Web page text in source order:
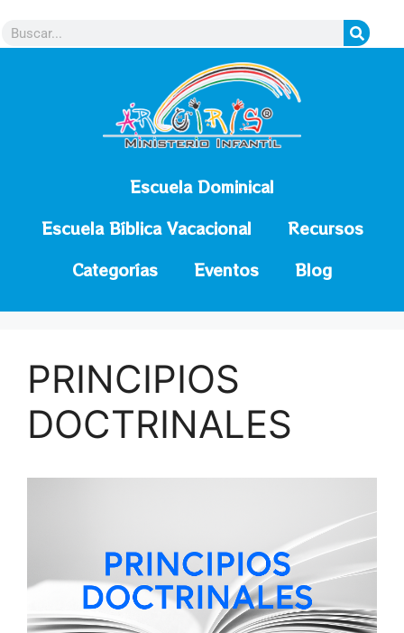
Escuela Dominical
Escuela Bíblica Vacacional
Recursos
Categorías
Eventos Blog
PRINCIPIOS
DOCTRINALES